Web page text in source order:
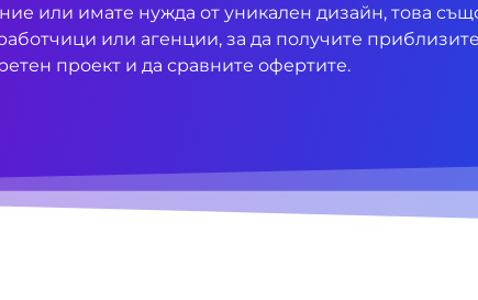
или имате нужда от уникален дизайн, това
или агенции, за да получите
проект и да сравните офертите.